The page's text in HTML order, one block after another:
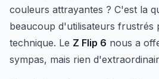
couleurs attrayantes ? C'est la
beaucoup d'utilisateurs frustrés
technique. Le Z Flip 6 nous a
sympas, mais rien